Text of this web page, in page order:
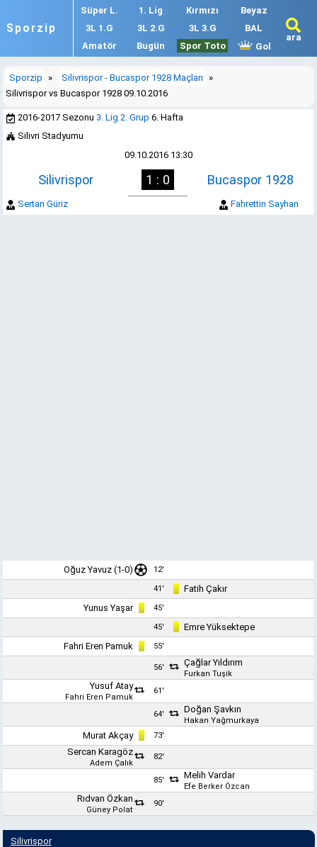
Sporzip
Süper L. 1. Lig Kırmızı
Beyaz
3L 1.G
3L 2.G 3L 3.G
BAL
Amatör
Bugün Spor Toto Gol
ara
Sporzip » Silivrispor - Bucaspor 1928 Maçları
»
Silivrispor vs Bucaspor 1928 09.10.2016
2016-2017 Sezonu 3. Lig 2. Grup 6. Hafta
Silivri Stadyumu
09.10.2016 13:30
Silivrispor 1 : 0 Bucaspor 1928
Sertan Güriz Fahrettin Sayhan
Oğuz Yavuz (1-0) 12'
41'
Fatih Çakır
Yunus Yaşar
45'
45'
Emre Yüksektepe
Fahri Eren Pamuk
55'
56' Çağlar Yıldırım
Furkan Tuşik
Yusuf Atay
Fahri Eren Pamuk
61'
64' Doğan Şavkın
Hakan Yağmurkaya
Murat Akçay 73'
Sercan Karagöz
Adem Çalık
82'
85' Melih Vardar
Efe Berker Özcan
Rıdvan Özkan
Güney Polat
90'
Silivrispor